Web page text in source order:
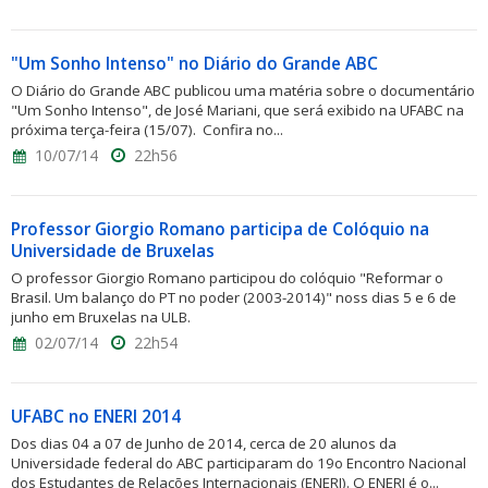
"Um Sonho Intenso" no Diário do Grande ABC
O Diário do Grande ABC publicou uma matéria sobre o documentário
"Um Sonho Intenso", de José Mariani, que será exibido na UFABC na
próxima terça-feira (15/07). Confira no...
10/07/14 22h56
Professor Giorgio Romano participa de Colóquio na
Universidade de Bruxelas
O professor Giorgio Romano participou do colóquio "Reformar o
Brasil. Um balanço do PT no poder (2003-2014)" noss dias 5 e 6 de
junho em Bruxelas na ULB.
02/07/14 22h54
UFABC no ENERI 2014
Dos dias 04 a 07 de Junho de 2014, cerca de 20 alunos da
Universidade federal do ABC participaram do 19o Encontro Nacional
dos Estudantes de Relações Internacionais (ENERI). O ENERI é o...